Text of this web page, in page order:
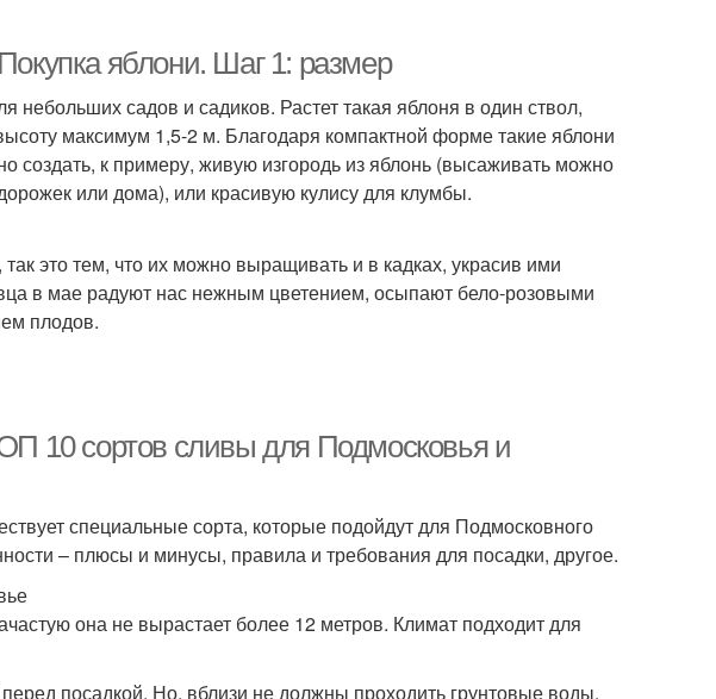
яблони. Шаг 1: размер
небольших садов и садиков. Растет такая яблоня в один ствол,
максимум 1,5-2 м. Благодаря компактной форме такие яблони
к примеру, живую изгородь из яблонь (высаживать можно
или дома), или красивую кулису для клумбы.
это тем, что их можно выращивать и в кадках, украсив ими
в мае радуют нас нежным цветением, осыпают бело-розовыми
плодов.
10 сортов сливы для Подмосковья и
специальные сорта, которые подойдут для Подмосковного
– плюсы и минусы, правила и требования для посадки, другое.
она не вырастает более 12 метров. Климат подходит для
посадкой. Но, вблизи не должны проходить грунтовые воды.